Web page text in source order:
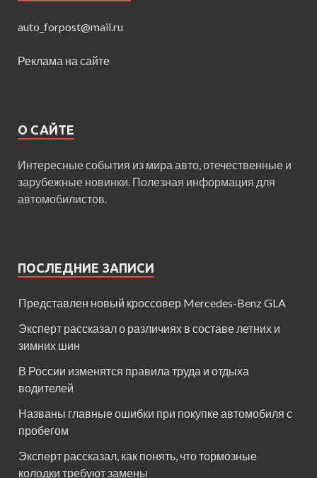
auto_forpost@mail.ru
Реклама на сайте
О САЙТЕ
Интересные события из мира авто, отечественные и
зарубежные новинки. Полезная информация для
автомобилистов.
ПОСЛЕДНИЕ ЗАПИСИ
Представлен новый кроссовер Mercedes-Benz GLA
Эксперт рассказал о различиях в составе летних и
зимних шин
В России изменятся правила труда и отдыха
водителей
Названы главные ошибки при покупке автомобиля с
пробегом
Эксперт рассказал, как понять, что тормозные
колодки требуют замены